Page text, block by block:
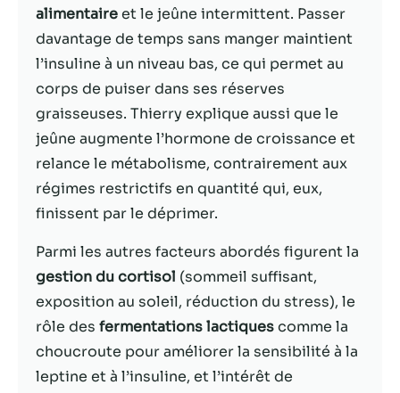
alimentaireet le jeûne intermittent. Passer
davantage de temps sans manger maintient
l’insuline à un niveau bas, ce qui permet au
corps de puiser dans ses réserves
graisseuses. Thierry explique aussi que le
jeûne augmente l’hormone de croissance et
relance le métabolisme, contrairement aux
régimes restrictifs en quantité qui, eux,
finissent par le déprimer.
Parmi les autres facteurs abordés figurent la
gestion du cortisol (sommeil suffisant,
exposition au soleil, réduction du stress), le
rôle des fermentations lactiquescomme la
choucroute pour améliorer la sensibilité à la
leptine et à l’insuline, et l’intérêt de
fonctionnalité
du site Web,
en fonction
de la façon
Web est
utilisé.
Experience
fonctionne
aussi bien que
possible lors
Si vous refusez
ces cookies,
certaines